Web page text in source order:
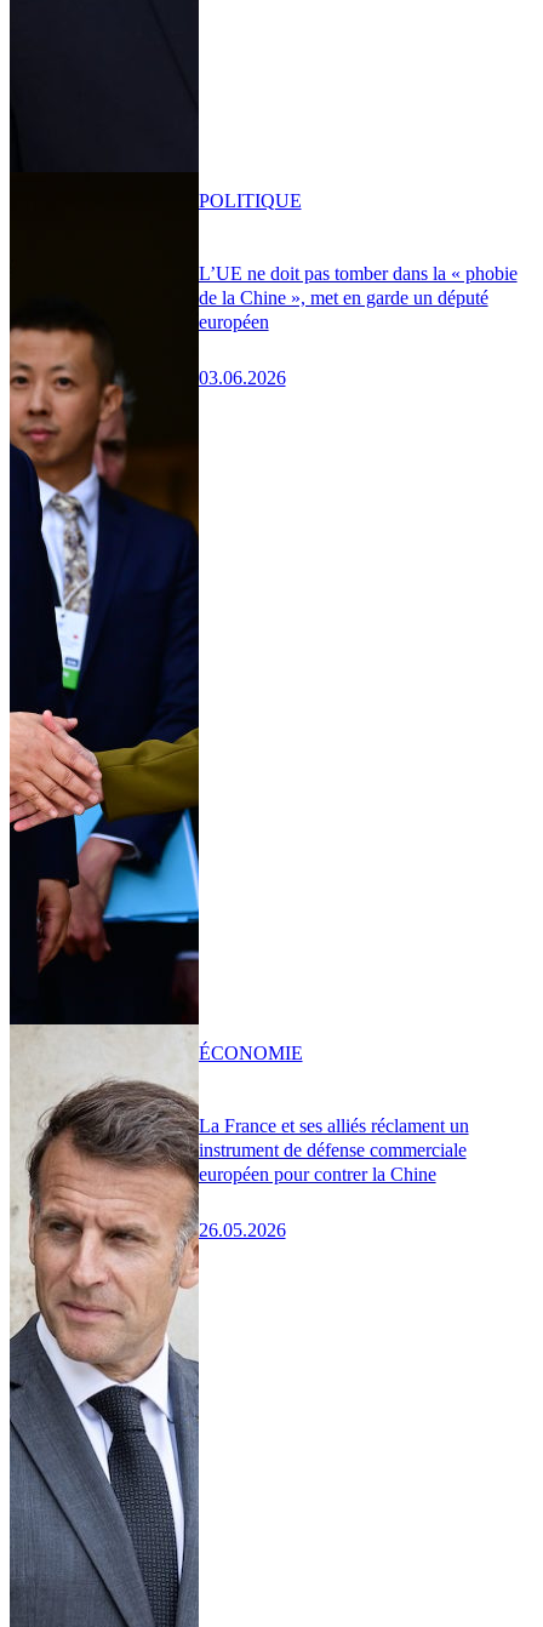
L’UE ne doit pas tomber dans la « phobie
de la Chine », met en garde un député
européen
03.06.2026
POLITIQUE
La France et ses alliés réclament un
instrument de défense commerciale
européen pour contrer la Chine
26.05.2026
ÉCONOMIE